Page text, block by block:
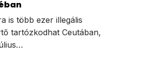
is több ezer illegális
tartózkodhat Ceutában,